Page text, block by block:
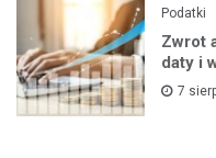
Podatki
Zwrot
daty i
7